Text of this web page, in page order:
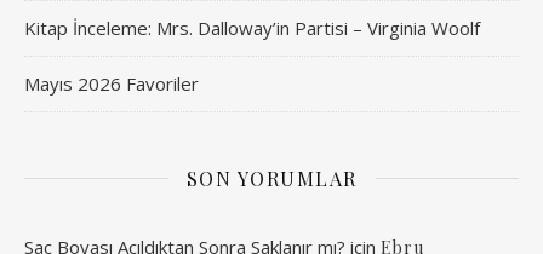
Kitap İnceleme: Mrs. Dalloway’in Partisi – Virginia Woolf
Mayıs 2026 Favoriler
SON YORUMLAR
Saç Boyası Açıldıktan Sonra Saklanır mı? için Ebru